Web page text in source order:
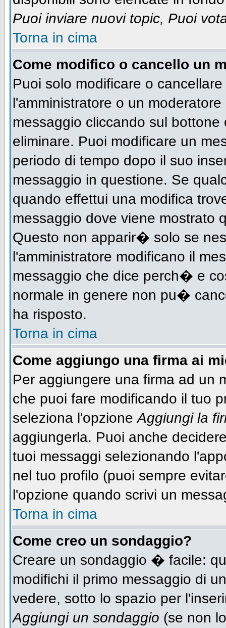
Puoi inviare nuovi topic, Puoi
Torna in cima
Come modifico o cancello un
Puoi solo modificare o
l'amministratore o un
messaggio cliccando sul
eliminare. Puoi modificare un
periodo di tempo dopo il suo
messaggio in questione. Se
quando effettui una modifica
messaggio dove viene mostrato
Questo non apparir� solo se
l'amministratore modificano il
messaggio che dice perch� e
normale in genere non pu�
ha risposto.
Torna in cima
Come aggiungo una firma ai
Per aggiungere una firma ad un
che puoi fare modificando il tuo
seleziona l'opzioneAggiungi la
aggiungerla. Puoi anche
tuoi messaggi selezionando
nel tuo profilo (puoi sempre
l'opzione quando scrivi un
Torna in cima
Come creo un sondaggio?
Creare un sondaggio � facile:
modifichi il primo messaggio di
vedere, sotto lo spazio per
Aggiungi un sondaggio (se non